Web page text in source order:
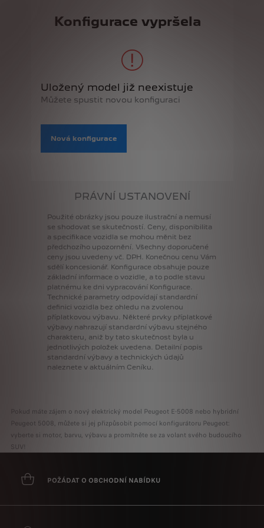
Konfigurace vypršela
Uložený model již neexistuje
Můžete spustit novou konfiguraci
Nová konfigurace
PRÁVNÍ USTANOVENÍ
Použité obrázky jsou pouze ilustrační a nemusí
se shodovat se skutečností. Ceny, disponibilita
a specifikace vozidla se mohou měnit bez
předchozího upozornění. Všechny doporučené
ceny jsou uvedeny vč. DPH. Konečnou cenu Vám
sdělí koncesionář. Konfigurace obsahuje pouze
základní informace o vozidle, a to podle stavu
platnému ke dni vypracování Konfigurace.
Technické parametry odpovídají standardní
definici vozidla bez ohledu na zvolenou
příplatkovou výbavu. Některé prvky příplatkové
výbavy nahrazují standardní výbavu stejného
charakteru, aniž by tato skutečnost byla u
jednotlivých položek uvedena. Detailní popis
standardní výbavy a technických údajů
naleznete v aktuálním Ceníku.
Pokud máte zájem o nový elektrický model Peugeot E-5008 nebo hybridní
Peugeot 5008, můžete si jej přizpůsobit pomocí konfigurátoru Peugeot:
vyberte si motor, barvu, výbavu a promítněte se za volant svého budoucího
SUV!
POŽÁDAT O OBCHODNÍ NABÍDKU